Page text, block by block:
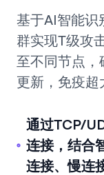
基于AI智能识
群实现T级攻
至不同节点，
更新，免疫超
通过TCP/
连接，结合
连接、慢连